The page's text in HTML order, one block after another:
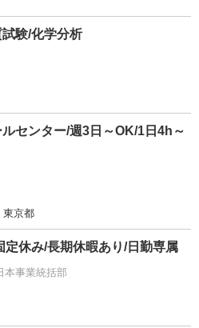
験/化学分析
センター/週3日～OK/1日4h～
東京都
休み/長期休暇あり/日勤専属
本事業統括部